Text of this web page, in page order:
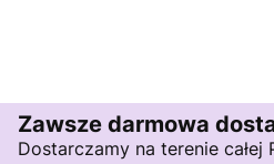
Zawsze darmowa
Dostarczamy na terenie całej